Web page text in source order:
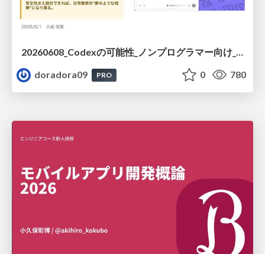
doradora09
PRO 0 780